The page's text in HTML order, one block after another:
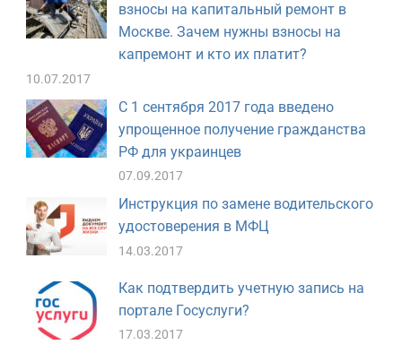
взносы на капитальный ремонт в
Москве. Зачем нужны взносы на
капремонт и кто их платит?
10.07.2017
С 1 сентября 2017 года введено
упрощенное получение гражданства
РФ для украинцев
07.09.2017
Инструкция по замене водительского
удостоверения в МФЦ
14.03.2017
Как подтвердить учетную запись на
портале Госуслуги?
17.03.2017